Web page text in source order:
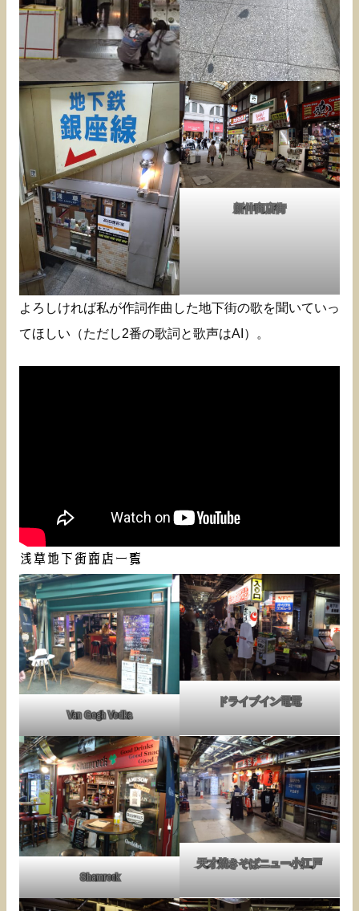
新仲商店街
よろしければ私が作詞作曲した地下街の歌を聞いていっ
てほしい（ただし2番の歌詞と歌声はAI）。
浅草地下街商店一覧
Van Gogh Vodka
ドライブイン電電
Shamrock
天才焼きそばニュー小江戸